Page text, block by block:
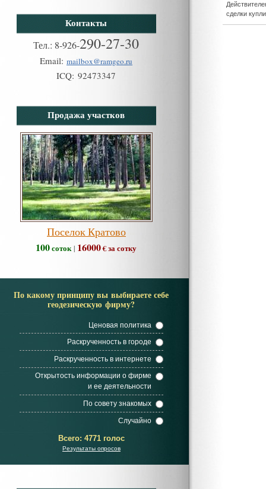
Контакты
Тел.: 8-926-290-27-30
Email: mailbox@ramgeo.ru
ICQ: 92473347
Продажа участков
Поселок Кратово
100соток| 16000€ за сотку
По какому принципу вы выбираете себе
геодезическую фирму?
Ценовая политика
Раскрученность в городе
Раскрученность в интернете
Открытость информации о фирме
и ее деятельности
По совету знакомых
Случайно
Всего: 4771 голос
Результаты опросов
сделки